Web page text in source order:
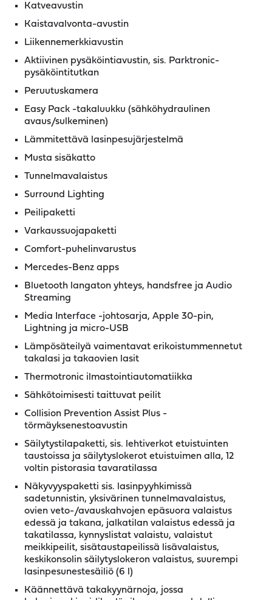
Katveavustin
Kaistavalvonta-avustin
Liikennemerkkiavustin
Aktiivinen pysäköintiavustin, sis. Parktronic-
pysäköintitutkan
Peruutuskamera
Easy Pack -takaluukku (sähköhydraulinen
avaus/sulkeminen)
Lämmitettävä lasinpesujärjestelmä
Musta sisäkatto
Tunnelmavalaistus
Surround Lighting
Peilipaketti
Varkaussuojapaketti
Comfort-puhelinvarustus
Mercedes-Benz apps
Bluetooth langaton yhteys, handsfree ja Audio
Streaming
Media Interface -johtosarja, Apple 30-pin,
Lightning ja micro-USB
Lämpösäteilyä vaimentavat erikoistummennetut
takalasi ja takaovien lasit
Thermotronic ilmastointiautomatiikka
Sähkötoimisesti taittuvat peilit
Collision Prevention Assist Plus -
törmäyksenestoavustin
Säilytystilapaketti, sis. lehtiverkot etuistuinten
taustoissa ja säilytyslokerot etuistuimen alla, 12
voltin pistorasia tavaratilassa
Näkyvyyspaketti sis. lasinpyyhkimissä
sadetunnistin, yksivärinen tunnelmavalaistus,
ovien veto-/avauskahvojen epäsuora valaistus
edessä ja takana, jalkatilan valaistus edessä ja
takatilassa, kynnyslistat valaistu, valaistut
meikkipeilit, sisätaustapeilissä lisävalaistus,
keskikonsolin säilytyslokeron valaistus, suurempi
lasinpesunestesäiliö (6 l)
Käännettävä takakyynärnoja, jossa